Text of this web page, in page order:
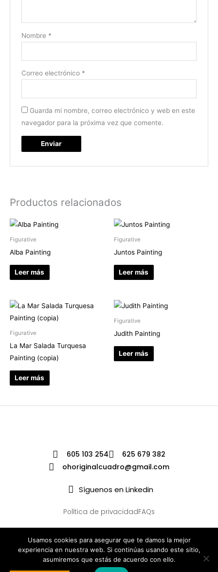
Nombre *
Correo electrónico *
Guarda mi nombre, correo electrónico y web en este
navegador para la próxima vez que comente.
Productos relacionados
Figurative
Alba Painting
Leer más
Figurative
Juntos Painting
Leer más
Figurative
La Mar Salada Turquesa
Painting (copia)
Leer más
Figurative
Judith Painting
Leer más
605 103 254
625 679 382
ohoriginalcuadro@gmail.com
Síguenos en Linkedin
Política de privacidadFAQs
Usamos cookies para asegurar que te damos la mejor
experiencia en nuestra web. Si continúas usando este sitio,
asumiremos que estás de acuerdo con ello.